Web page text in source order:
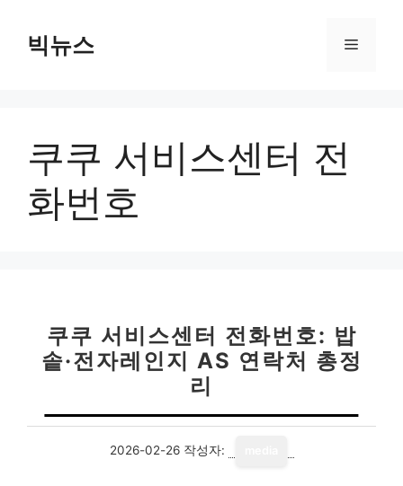
빅뉴스 메
쿠쿠 서비스센터 전
화번호
쿠쿠 서비스센터 전화번호: 밥
솥·전자레인지 AS 연락처 총정
리
2026-02-26 작성자: